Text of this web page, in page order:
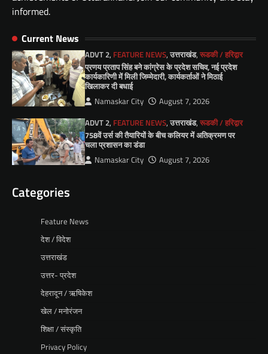
informed.
Current News
ADVT 2, FEATURE NEWS,उत्तराखंड,रूडकी / हरिद्वार
प्रणय प्रताप सिंह बने कांग्रेस के प्रदेश सचिव, नई प्रदेश
कार्यकारिणी में मिली जिम्मेदारी, कार्यकर्ताओं ने मिठाई
खिलाकर दी बधाई
Namaskar City
August 7, 2026
ADVT 2, FEATURE NEWS,उत्तराखंड,रूडकी / हरिद्वार
758वें उर्स की तैयारियों के बीच कलियर में अतिक्रमण पर
चला प्रशासन का डंडा
Namaskar City August 7, 2026
Categories
Feature News
देश / विदेश
उत्तराखंड
उत्तर- प्रदेश
देहरादून / ऋषिकेश
खेल / मनोरंजन
शिक्षा / संस्कृति
Privacy Policy